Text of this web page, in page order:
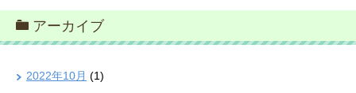
アーカイブ
2022年10月 (1)